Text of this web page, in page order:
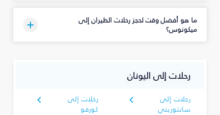
ما هو أفضل وقت لحجز رحلات الطيران إلى
ميكونوس؟
رحلات إلى اليونان
رحلات إلى
سانتوريني
رحلات إلى
كورفو